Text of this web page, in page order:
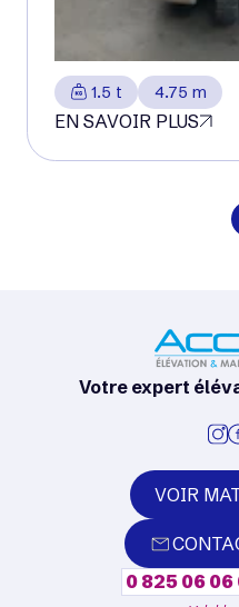
1.5 t 4.75 m
EN SAVOIR PLUS
Votre expert
VOIR
0 825 06 06